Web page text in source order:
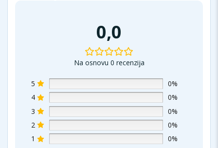
0,0
Na osnovu 0 recenzija
5
0%
4
0%
3
0%
2
0%
1
0%